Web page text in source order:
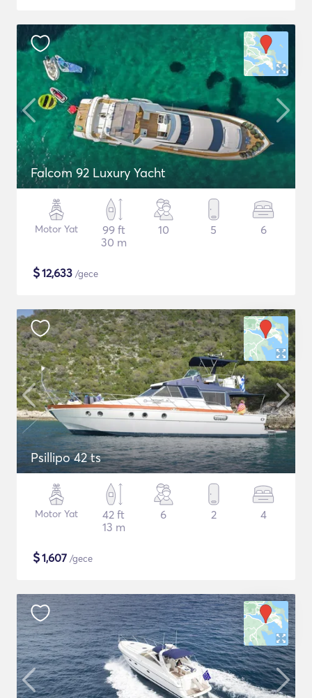
Falcom 92 Luxury Yacht
Motor Yat
99 ft
30 m
10 5 6
$12,633 /gece
Psillipo 42 ts
Motor Yat
42 ft
13 m
6 2 4
$1,607 /gece